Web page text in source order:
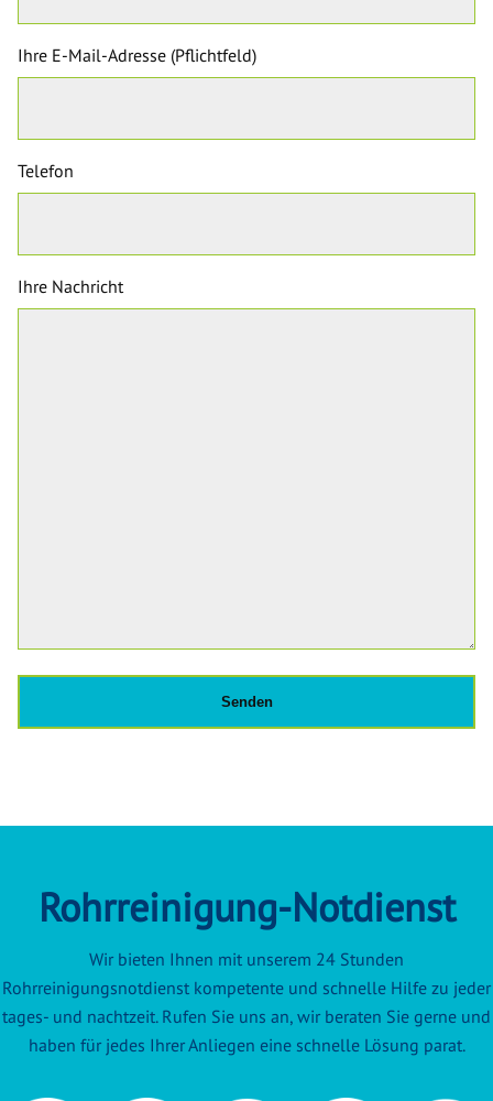
Ihre E-Mail-Adresse (Pflichtfeld)
Telefon
Ihre Nachricht
Rohrreinigung-Notdienst
Wir bieten Ihnen mit unserem 24 Stunden
Rohrreinigungsnotdienst kompetente und schnelle Hilfe zu jeder
tages- und nachtzeit. Rufen Sie uns an, wir beraten Sie gerne und
haben für jedes Ihrer Anliegen eine schnelle Lösung parat.